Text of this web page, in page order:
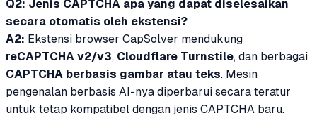
Q2: Jenis CAPTCHA apa yang dapat diselesaikan
secara otomatis oleh ekstensi?
A2: Ekstensi browser CapSolver mendukung
reCAPTCHA v2/v3, Cloudflare Turnstile, dan berbagai
CAPTCHA berbasis gambar atau teks. Mesin
pengenalan berbasis AI-nya diperbarui secara teratur
untuk tetap kompatibel dengan jenis CAPTCHA baru.